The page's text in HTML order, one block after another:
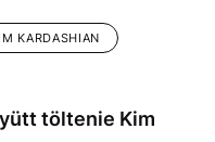
KARDASHIAN
töltenie Kim